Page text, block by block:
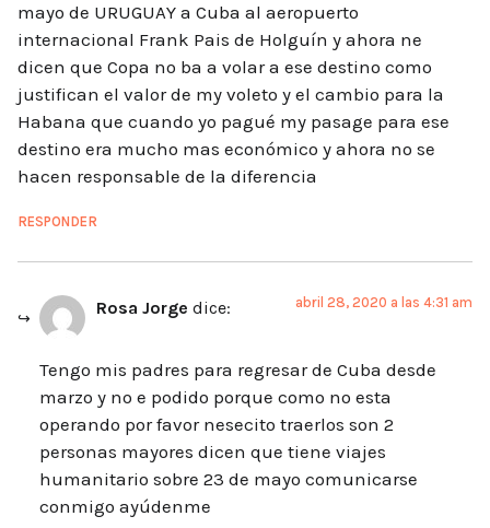
mayo de URUGUAY a Cuba al aeropuerto
internacional Frank Pais de Holguín y ahora ne
dicen que Copa no ba a volar a ese destino como
justifican el valor de my voleto y el cambio para la
Habana que cuando yo pagué my pasage para ese
destino era mucho mas económico y ahora no se
hacen responsable de la diferencia
RESPONDER
Rosa Jorge dice: abril 28, 2020 a las 4:31 am
Tengo mis padres para regresar de Cuba desde
marzo y no e podido porque como no esta
operando por favor nesecito traerlos son 2
personas mayores dicen que tiene viajes
humanitario sobre 23 de mayo comunicarse
conmigo ayúdenme